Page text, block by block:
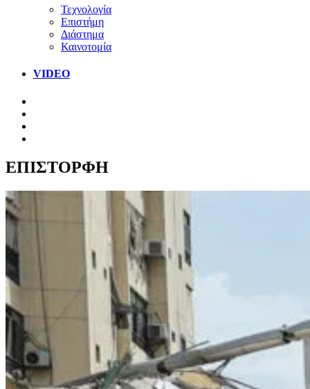
Τεχνολογία
Επιστήμη
Διάστημα
Καινοτομία
VIDEO
ΕΠΙΣΤΟΡΦΗ